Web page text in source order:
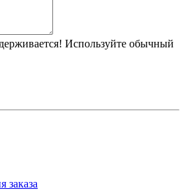
Используйте обычный
заказа